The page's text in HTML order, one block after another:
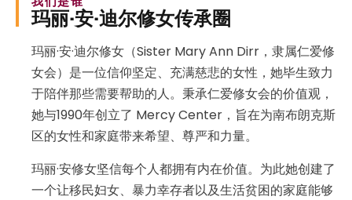
玛丽·安·迪尔修女传承圈
玛丽·安·迪尔修女（Sister Mary Ann Dirr，隶属仁爱修
女会）是一位信仰坚定、充满慈悲的女性，她毕生致力
于陪伴那些需要帮助的人。秉承仁爱修女会的价值观，
她与1990年创立了 Mercy Center，旨在为南布朗克斯
区的女性和家庭带来希望、尊严和力量。
玛丽·安修女坚信每个人都拥有内在价值。为此她创建了
一个让移民妇女、暴力幸存者以及生活贫困的家庭能够